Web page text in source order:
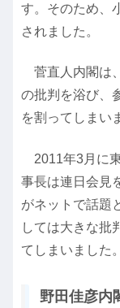
す。そのため、
されました。
菅直人内閣は
の批判を浴び、
を割ってしまい
2011年3月に
事長は連日会見
がネットで話題
しては大きな批
てしまいました。
野田佳彦内